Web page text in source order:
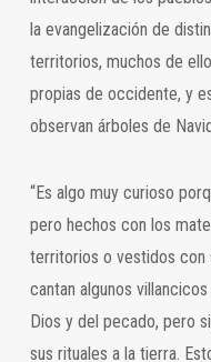
la evangelización de
territorios, muchos de
propias de occidente, y
observan árboles de
“Es algo muy curioso
pero hechos con los
territorios o vestidos con
cantan algunos
Dios y del pecado, pero
sus rituales a la tierra.